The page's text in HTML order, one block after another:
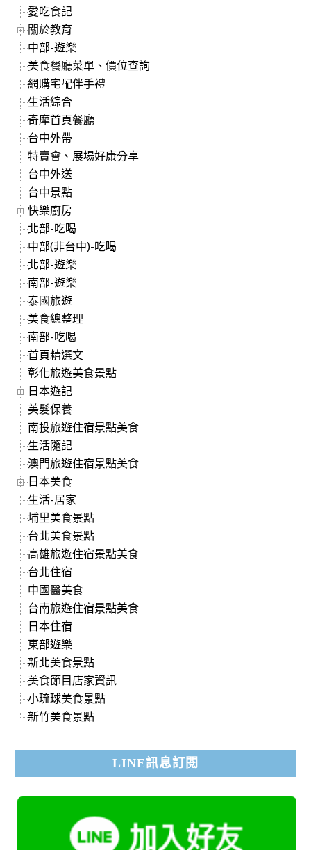
愛吃食記
關於教育
中部-遊樂
美食餐廳菜單、價位查詢
網購宅配伴手禮
生活綜合
奇摩首頁餐廳
台中外帶
特賣會、展場好康分享
台中外送
台中景點
快樂廚房
北部-吃喝
中部(非台中)-吃喝
北部-遊樂
南部-遊樂
泰國旅遊
美食總整理
南部-吃喝
首頁精選文
彰化旅遊美食景點
日本遊記
美髮保養
南投旅遊住宿景點美食
生活隨記
澳門旅遊住宿景點美食
日本美食
生活-居家
埔里美食景點
台北美食景點
高雄旅遊住宿景點美食
台北住宿
中國醫美食
台南旅遊住宿景點美食
日本住宿
東部遊樂
新北美食景點
美食節目店家資訊
小琉球美食景點
新竹美食景點
LINE訊息訂閱